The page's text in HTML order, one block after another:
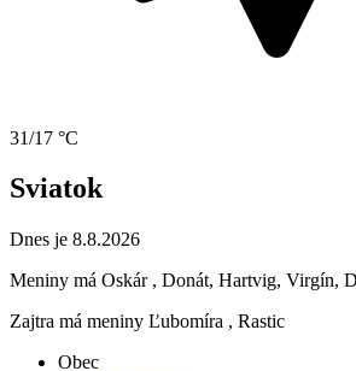
31/17 °C
Sviatok
Dnes je 8.8.2026
Meniny má Oskár , Donát, Hartvig, Virgín,
Zajtra má meniny Ľubomíra , Rastic
Obec